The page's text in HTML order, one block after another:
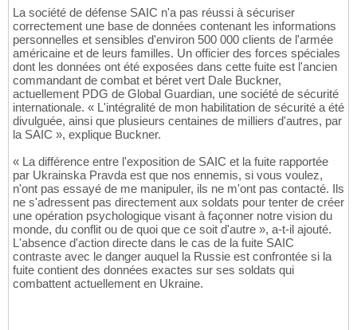
La société de défense SAIC n'a pas réussi à sécuriser
correctement une base de données contenant les informations
personnelles et sensibles d'environ 500 000 clients de l'armée
américaine et de leurs familles. Un officier des forces spéciales
dont les données ont été exposées dans cette fuite est l'ancien
commandant de combat et béret vert Dale Buckner,
actuellement PDG de Global Guardian, une société de sécurité
internationale. « L'intégralité de mon habilitation de sécurité a été
divulguée, ainsi que plusieurs centaines de milliers d'autres, par
la SAIC », explique Buckner.
« La différence entre l'exposition de SAIC et la fuite rapportée
par Ukrainska Pravda est que nos ennemis, si vous voulez,
n'ont pas essayé de me manipuler, ils ne m'ont pas contacté. Ils
ne s'adressent pas directement aux soldats pour tenter de créer
une opération psychologique visant à façonner notre vision du
monde, du conflit ou de quoi que ce soit d'autre », a-t-il ajouté.
L'absence d'action directe dans le cas de la fuite SAIC
contraste avec le danger auquel la Russie est confrontée si la
fuite contient des données exactes sur ses soldats qui
combattent actuellement en Ukraine.